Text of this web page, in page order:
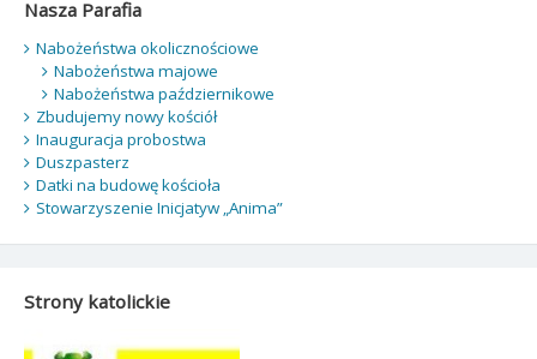
Nasza Parafia
Nabożeństwa okolicznościowe
Nabożeństwa majowe
Nabożeństwa październikowe
Zbudujemy nowy kościół
Inauguracja probostwa
Duszpasterz
Datki na budowę kościoła
Stowarzyszenie Inicjatyw „Anima”
Strony katolickie